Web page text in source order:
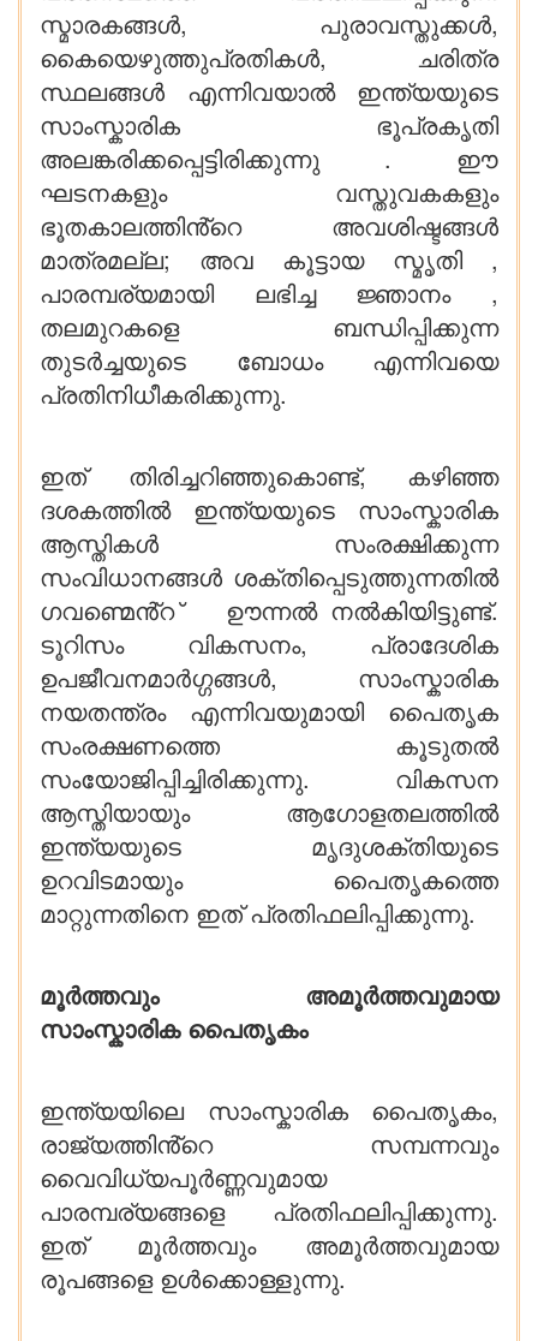
സ്മാരകങ്ങൾ, പുരാവസ്തുക്കൾ,
കൈയെഴുത്തുപ്രതികൾ, ചരിത്ര
സ്ഥലങ്ങൾ എന്നിവയാൽ ഇന്ത്യയുടെ
സാംസ്കാരിക ഭൂപ്രകൃതി
അലങ്കരിക്കപ്പെട്ടിരിക്കുന്നു . ഈ
ഘടനകളും വസ്തുവകകളും
ഭൂതകാലത്തിൻ്റെ അവശിഷ്ടങ്ങൾ
മാത്രമല്ല; അവ കൂട്ടായ സ്മൃതി ,
പാരമ്പര്യമായി ലഭിച്ച ജ്ഞാനം ,
തലമുറകളെ ബന്ധിപ്പിക്കുന്ന
തുടർച്ചയുടെ ബോധം എന്നിവയെ
പ്രതിനിധീകരിക്കുന്നു.
ഇത് തിരിച്ചറിഞ്ഞുകൊണ്ട്, കഴിഞ്ഞ
ദശകത്തിൽ ഇന്ത്യയുടെ സാംസ്കാരിക
ആസ്തികൾ സംരക്ഷിക്കുന്ന
സംവിധാനങ്ങൾ ശക്തിപ്പെടുത്തുന്നതിൽ
ഗവണ്മെൻ്റ ് ഊന്നൽ നൽകിയിട്ടുണ്ട്.
ടൂറിസം വികസനം, പ്രാദേശിക
ഉപജീവനമാർഗ്ഗങ്ങൾ, സാംസ്കാരിക
നയതന്ത്രം എന്നിവയുമായി പൈതൃക
സംരക്ഷണത്തെ കൂടുതൽ
സംയോജിപ്പിച്ചിരിക്കുന്നു. വികസന
ആസ്തിയായും ആഗോളതലത്തിൽ
ഇന്ത്യയുടെ മൃദുശക്തിയുടെ
ഉറവിടമായും പൈതൃകത്തെ
മാറ്റുന്നതിനെ ഇത് പ്രതിഫലിപ്പിക്കുന്നു.
മൂർത്തവും അമൂർത്തവുമായ
സാംസ്കാരിക പൈതൃകം
ഇന്ത്യയിലെ സാംസ്കാരിക പൈതൃകം,
രാജ്യത്തിൻ്റെ സമ്പന്നവും
വൈവിധ്യപൂർണ്ണവുമായ
പാരമ്പര്യങ്ങളെ പ്രതിഫലിപ്പിക്കുന്നു.
ഇത് മൂർത്തവും അമൂർത്തവുമായ
രൂപങ്ങളെ ഉൾക്കൊള്ളുന്നു.